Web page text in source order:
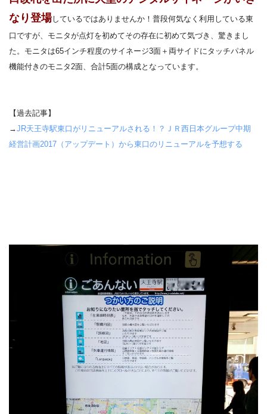
なり登場しているではありませんか！普段何気なく利用している東
口ですが、モニタが点灯を初めてその存在に初めて気づき、驚きまし
た。モニタは65インチ程度のサイネージ3面＋両サイドにタッチパネル
機能付きのモニタ2面、合計5面の構成となっています。
【過去記事】
→JR天王寺駅東口がリニューアルされる！？ＪＲ西日本グループ中期
経営計画2017（アップデート）から東口のリニューアルを予想する